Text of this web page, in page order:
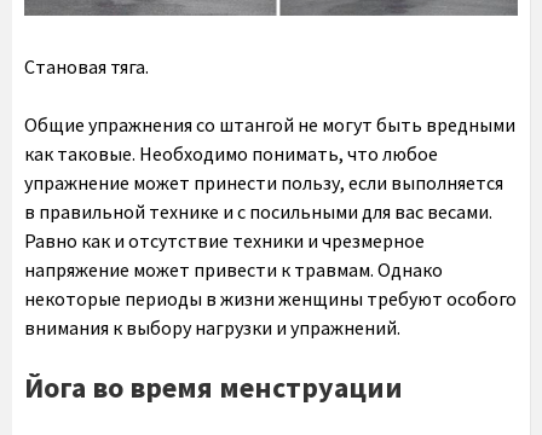
Становая тяга.
Общие упражнения со штангой не могут быть вредными
как таковые. Необходимо понимать, что любое
упражнение может принести пользу, если выполняется
в правильной технике и с посильными для вас весами.
Равно как и отсутствие техники и чрезмерное
напряжение может привести к травмам. Однако
некоторые периоды в жизни женщины требуют особого
внимания к выбору нагрузки и упражнений.
Йога во время менструации